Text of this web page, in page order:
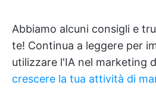
Abbiamo alcuni consigli e
te! Continua a leggere per
utilizzare l'IA nel marketing
crescere la tua attività di